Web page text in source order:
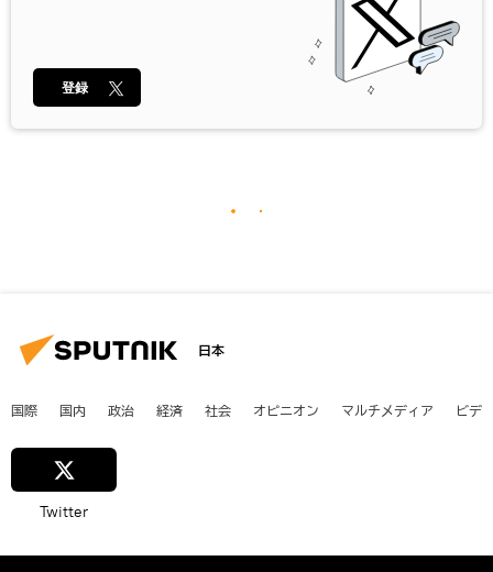
登録
日本
国際 国内 政治 経済 社会 オピニオン マルチメディア ビデ
Twitter